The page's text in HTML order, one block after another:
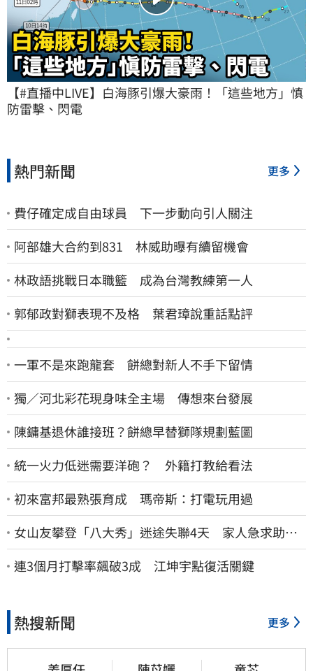
【#直播中LIVE】白海豚引爆大豪雨！「這些地方」慎
防雷擊、閃電
熱門新聞 更多
費仔確定成自由球員 下一步動向引人關注
阿部雄大合約到831 林威助曝有續留機會
林政語挑戰日本職籃 成為台灣教練第一人
郭郁政對獅表現不及格 葉君璋說重話點評
一軍不是來跑龍套 餅總對新人不手下留情
獨／河北彩花現身味全主場 傳想來台發展
陳鏞基退休誰接班？餅總早替獅隊規劃藍圖
統一火力低迷需要洋砲？ 外籍打教給看法
初來富邦最熟張育成 瑪帝斯：打電玩用過
女山友攀登「八大秀」迷途失聯4天 家人急求助：
剩我媽還沒找到
連3個月打擊率飆破3成 江坤宇點復活關鍵
熱搜新聞 更多